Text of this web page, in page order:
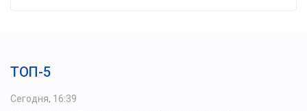
ТОП-5
Сегодня, 16:39